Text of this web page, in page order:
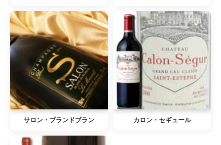
サロン・ブランドブラン カロン・セギュール